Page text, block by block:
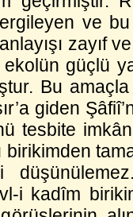
ve
zayıf
güçlü
Bu
giden
tesbite
i kadîm